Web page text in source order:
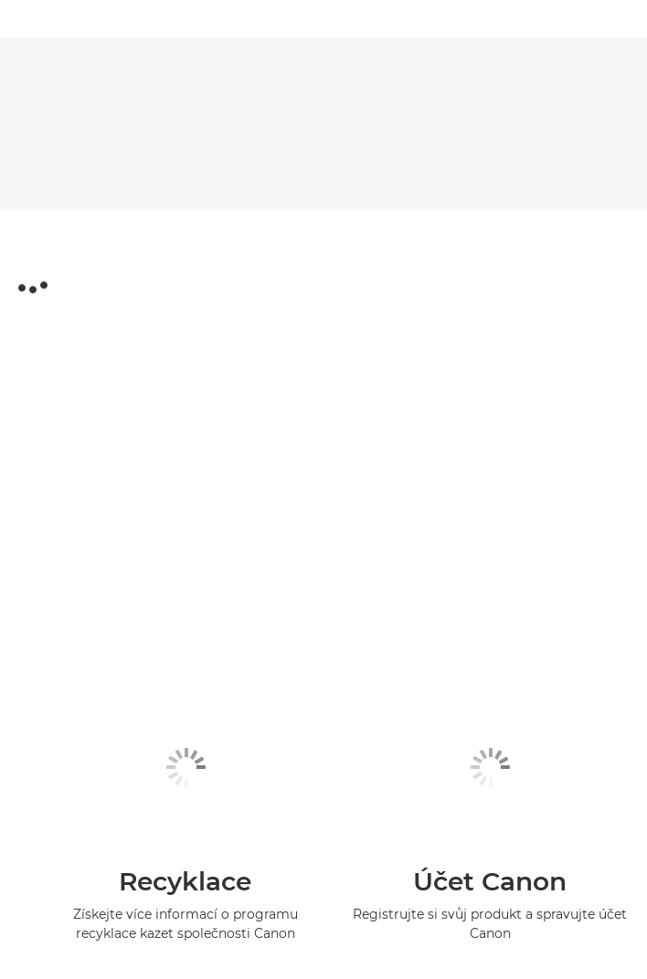
Recyklace
Získejte více informací o programu
recyklace kazet společnosti Canon
Účet Canon
Registrujte si svůj produkt a spravujte účet
Canon